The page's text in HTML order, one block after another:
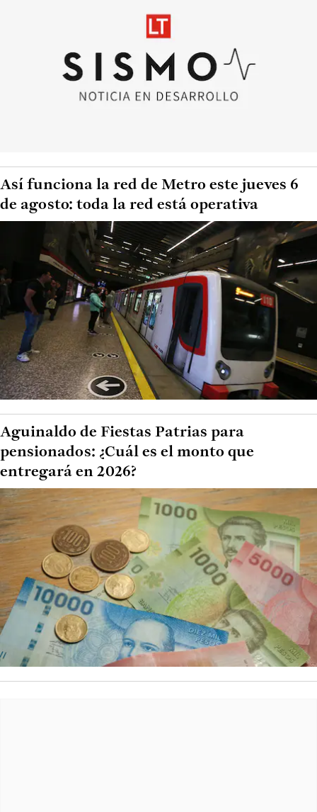
Así funciona la red de Metro este jueves 6
de agosto: toda la red está operativa
Aguinaldo de Fiestas Patrias para
pensionados: ¿Cuál es el monto que
entregará en 2026?